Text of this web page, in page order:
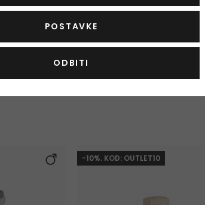
Na zalihi
124,50 €
Parfemska
-10%. KOD: OUTLET10
POSTAVKE
ODBITI